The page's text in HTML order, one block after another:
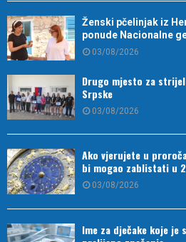
Ženski pčelinjak iz
ponude Nacionalne
03/08/2026
Drugo mjesto za
Srpske
03/08/2026
Ako vjerujete u
bi mogao zablistati u
03/08/2026
Ime za dječake koje je